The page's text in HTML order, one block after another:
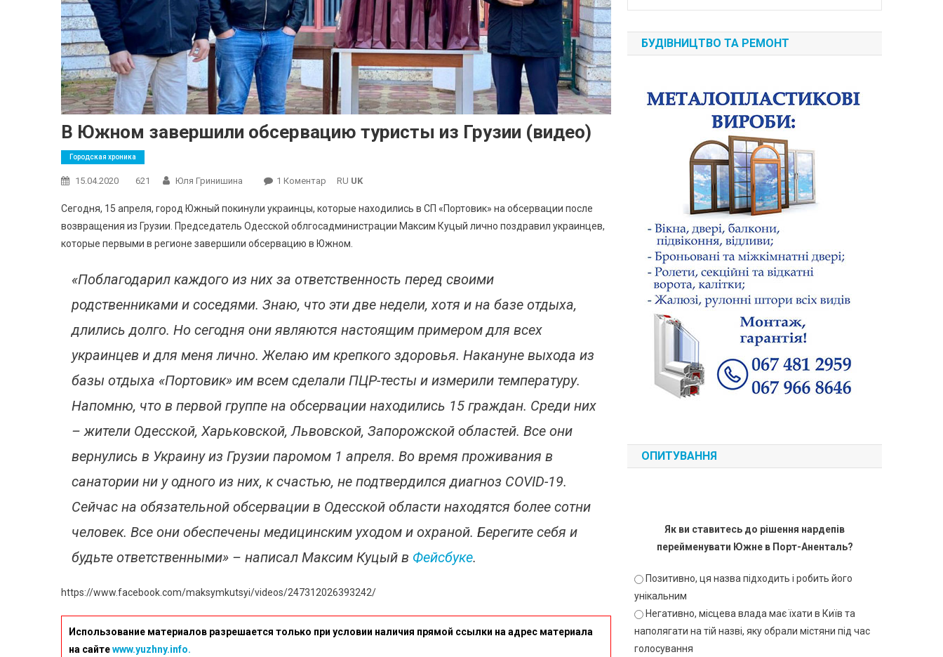
В Южном завершили обсервацию туристы из Грузии (видео)
Городская хроника
15.04.2020 621 Юля Гринишина 1 Коментар До
Южном
Завершили
Обсервацию
Из
(видео)
RU UK
Сегодня, 15 апреля, город Южный покинули украинцы, которые находились в СП «Портовик» на обсервации после
возвращения из Грузии. Председатель Одесской облгосадминистрации Максим Куцый лично поздравил украинцев,
которые первыми в регионе завершили обсервацию в Южном.
«Поблагодарил каждого из них за ответственность перед своими
родственниками и соседями. Знаю, что эти две недели, хотя и на базе отдыха,
длились долго. Но сегодня они являются настоящим примером для всех
украинцев и для меня лично. Желаю им крепкого здоровья. Накануне выхода из
базы отдыха «Портовик» им всем сделали ПЦР-тесты и измерили температуру.
Напомню, что в первой группе на обсервации находились 15 граждан. Среди них
– жители Одесской, Харьковской, Львовской, Запорожской областей. Все они
вернулись в Украину из Грузии паромом 1 апреля. Во время проживания в
санатории ни у одного из них, к счастью, не подтвердился диагноз COVID-19.
Сейчас на обязательной обсервации в Одесской области находятся более сотни
человек. Все они обеспечены медицинским уходом и охраной. Берегите себя и
будьте ответственными» – написал Максим Куцый в Фейсбуке.
https://www.facebook.com/maksymkutsyi/videos/247312026393242/
Использование материалов разрешается только при условии наличия прямой ссылки на адрес материала
на сайтеwww.yuzhny.info.
БУДІВНИЦТВО ТА РЕМОНТ
ОПИТУВАННЯ
Як ви ставитесь до рішення нардепів
перейменувати Южне в Порт-Аненталь?
Позитивно, ця назва підходить і робить його
унікальним
Негативно, місцева влада має їхати в Київ та
наполягати на тій назві, яку обрали містяни під час
голосування